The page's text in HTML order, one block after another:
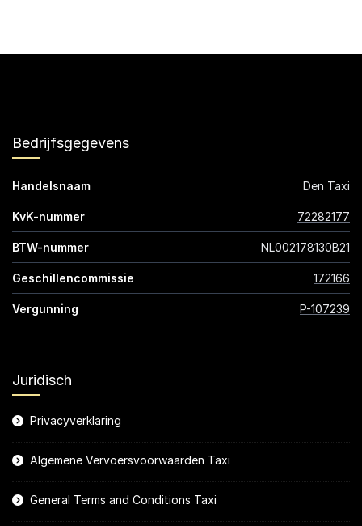
Bedrijfsgegevens
Handelsnaam Den Taxi
KvK-nummer 72282177
BTW-nummer NL002178130B21
Geschillencommissie 172166
Vergunning P-107239
Juridisch
Privacyverklaring
Algemene Vervoersvoorwaarden Taxi
General Terms and Conditions Taxi